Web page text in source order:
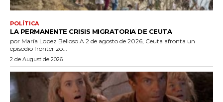
POLÍTICA
LA PERMANENTE CRISIS MIGRATORIA DE CEUTA
por María Lopez Belloso A 2 de agosto de 2026, Ceuta afronta un
episodio fronterizo...
2 de August de 2026